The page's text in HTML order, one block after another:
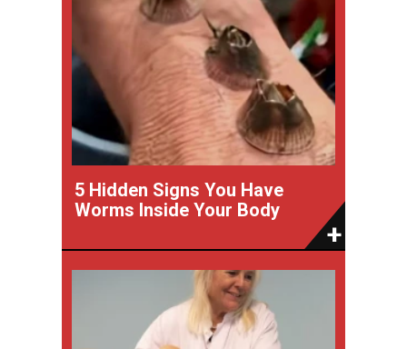
5 Hidden Signs You Have
Worms Inside Your Body